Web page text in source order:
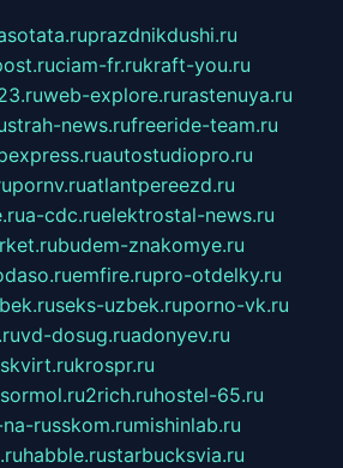
prazdnikdushi.ru
ciam-fr.rukraft-you.ru
web-explore.rurastenuya.ru
strah-news.rufreeride-team.ru
autostudiopro.ru
pornv.ruatlantpereezd.ru
a-cdc.ruelektrostal-news.ru
budem-znakomye.ru
emfire.rupro-otdelky.ru
seks-uzbek.ruporno-vk.ru
vd-dosug.ruadonyev.ru
krospr.ru
sormol.ru2rich.ruhostel-65.ru
russkom.rumishinlab.ru
habble.rustarbucksvia.ru